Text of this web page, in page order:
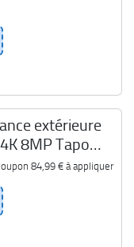
extérieure
8MP Tapo
84,99 €à appliquer